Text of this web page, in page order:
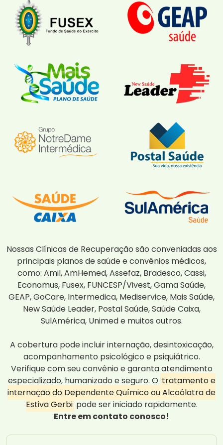
Nossas Clínicas de Recuperação são conveniadas aos
principais planos de saúde e convênios médicos,
como: Amil, AmHemed, Assefaz, Bradesco, Cassi,
Economus, Fusex, FUNCESP/Vivest, Gama Saúde,
GEAP, GoCare, Intermedica, Mediservice, Mais Saúde,
New Saúde Leader, Postal Saúde, Saúde Caixa,
SulAmérica, Unimed e muitos outros.
A cobertura pode incluir internação, desintoxicação,
acompanhamento psicológico e psiquiátrico.
Verifique com seu convênio e garanta atendimento
especializado, humanizado e seguro. O tratamento e
internação do Dependente Químico ou Alcoólatra de
Estiva Gerbi pode ser iniciado rapidamente.
Entre em contato conosco!